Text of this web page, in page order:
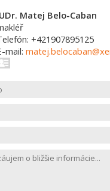
Matej Belo-Caban
+421907895125
mail: